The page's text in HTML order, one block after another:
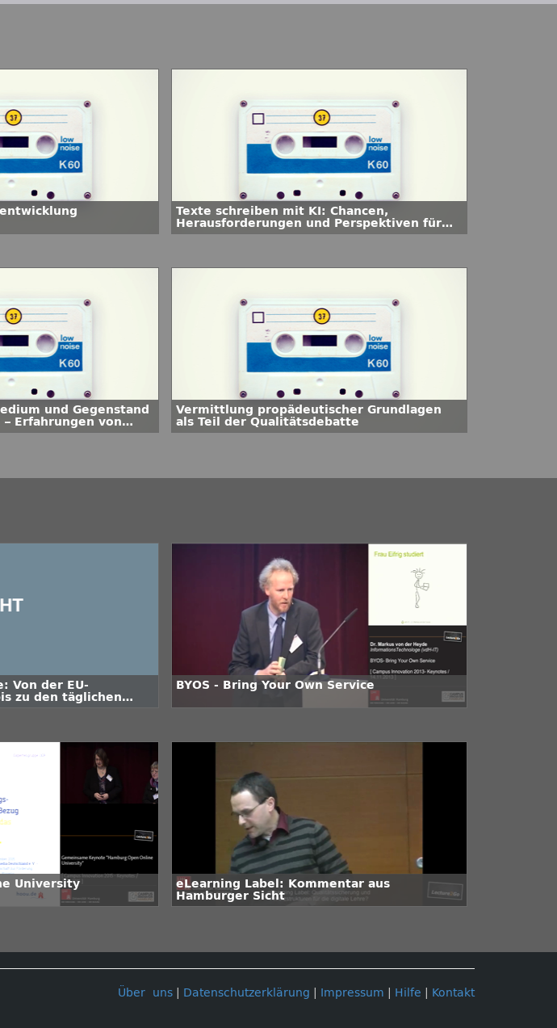
Texte schreiben mit KI: Chancen,
Herausforderungen und Perspektiven für
die Hochschullehre
und Gegenstand
Erfahrungen von
Vermittlung propädeutischer Grundlagen
als Teil der Qualitätsdebatte
Von der EU-
zu den täglichen
BYOS - Bring Your Own Service
University
eLearning Label: Kommentar aus
Hamburger Sicht
Über uns Datenschutzerklärung Impressum Hilfe Kontakt